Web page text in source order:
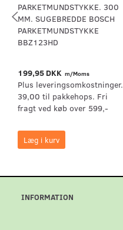
PARKETMUNDSTYKKE. 300
MM. SUGEBREDDE BOSCH
PARKETMUNDSTYKKE
BBZ123HD
199,95 DKK m/Moms
Plus leveringsomkostninger.
39,00 til pakkehops. Fri
fragt ved køb over 599,-
Læg i kurv
INFORMATION